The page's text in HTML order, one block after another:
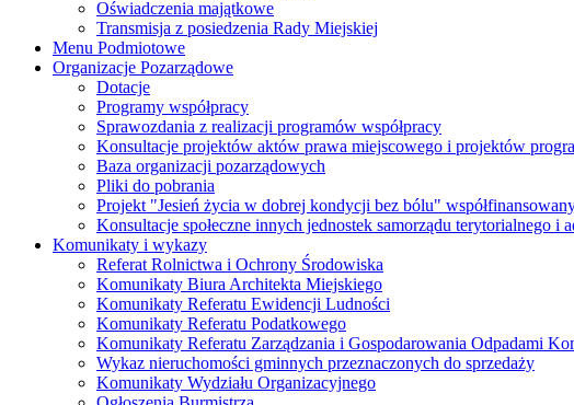
Oświadczenia majątkowe
Transmisja z posiedzenia Rady Miejskiej
Menu Podmiotowe
Organizacje Pozarządowe
Dotacje
Programy współpracy
Sprawozdania z realizacji programów współpracy
Konsultacje projektów aktów prawa miejscowego i projektów
Baza organizacji pozarządowych
Pliki do pobrania
Projekt "Jesień życia w dobrej kondycji bez bólu"
Konsultacje społeczne innych jednostek samorządu terytorialnego i
Komunikaty i wykazy
Referat Rolnictwa i Ochrony Środowiska
Komunikaty Biura Architekta Miejskiego
Komunikaty Referatu Ewidencji Ludności
Komunikaty Referatu Podatkowego
Komunikaty Referatu Zarządzania i Gospodarowania Odpadami
Wykaz nieruchomości gminnych przeznaczonych do sprzedaży
Komunikaty Wydziału Organizacyjnego